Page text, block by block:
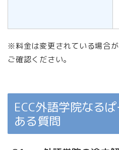
※料金は変更されている場合
ご確認ください。
ECC外語学院なる
ある質問